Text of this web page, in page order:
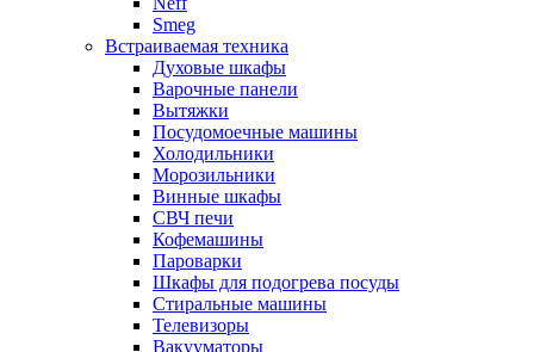
Smeg
Встраиваемая техника
Духовые шкафы
Варочные панели
Вытяжки
Посудомоечные машины
Холодильники
Морозильники
Винные шкафы
СВЧ печи
Кофемашины
Пароварки
Шкафы для подогрева посуды
Стиральные машины
Телевизоры
Вакууматоры